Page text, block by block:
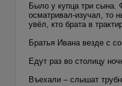
Было у купца три сына.
осматривал-изучал, то
увёл, кто брата в
Братья Ивана везде с
Едут раз во столицу
Въехали – слышат